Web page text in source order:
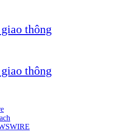
thông
thông